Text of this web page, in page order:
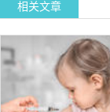
相关文章